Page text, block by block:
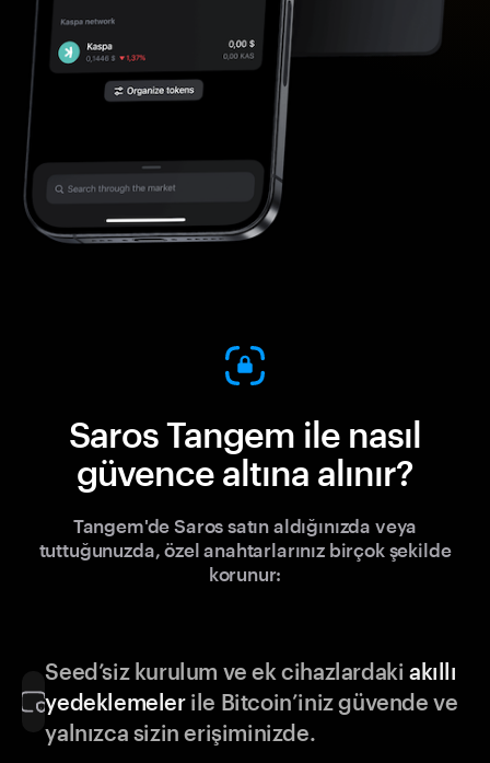
Saros Tangem ile nasıl
güvence altına alınır?
Tangem'de Saros satın aldığınızda veya
tuttuğunuzda, özel anahtarlarınız birçok şekilde
korunur:
Seed’siz kurulum ve ek cihazlardakiakıllı
yedeklemelerile Bitcoin’iniz güvende ve
yalnızca sizin erişiminizde.